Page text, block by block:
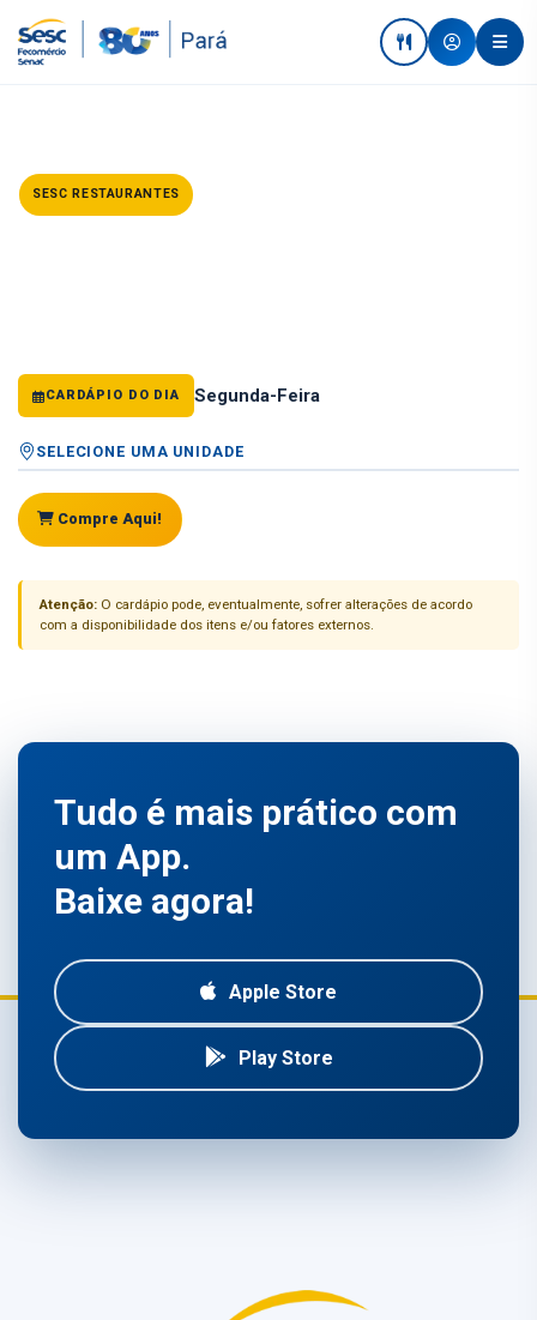
SESC RESTAURANTES
CARDÁPIO DO DIA Segunda-Feira
SELECIONE UMA UNIDADE
Compre Aqui!
Atenção: O cardápio pode, eventualmente, sofrer alterações de acordo
com a disponibilidade dos itens e/ou fatores externos.
Tudo é mais prático com
um App.
Baixe agora!
Apple Store
Play Store